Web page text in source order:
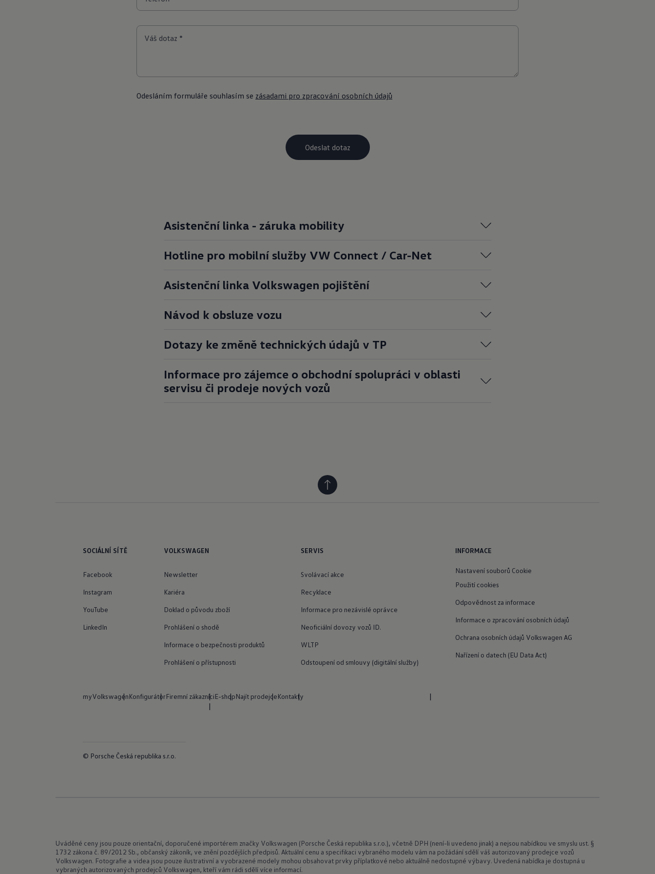
Asistenční linka - záruka mobility
Hotline pro mobilní služby VW Connect / Car-Net
Asistenční linka Volkswagen pojištění
Návod k obsluze vozu
Dotazy ke změně technických údajů v TP
Informace pro zájemce o obchodní spolupráci v oblasti
servisu či prodeje nových vozů
SOCIÁLNÍ SÍTĚ
Facebook
Instagram
YouTube
LinkedIn
VOLKSWAGEN
Newsletter
Kariéra
Doklad o původu zboží
Prohlášení o shodě
Informace o bezpečnosti produktů
Prohlášení o přístupnosti
SERVIS
Svolávací akce
Recyklace
Informace pro nezávislé oprávce
Neoficiální dovozy vozů ID.
WLTP
Odstoupení od smlouvy (digitální služby)
INFORMACE
Nastavení souborů Cookie
Použití cookies
Odpovědnost za informace
Informace o zpracování osobních údajů
Ochrana osobních údajů Volkswagen AG
Nařízení o datech (EU Data Act)
myVolkswagenKonfigurátorFiremní zákazníciE-shopNajít prodejceKontakty
© Porsche Česká republika s.r.o.
Uváděné ceny jsou pouze orientační, doporučené importérem značky Volkswagen (Porsche Česká republika s.r.o.), včetně DPH (není-li uvedeno jinak) a nejsou nabídkou ve smyslu ust. §
1732 zákona č. 89/2012 Sb., občanský zákoník, ve znění pozdějších předpisů. Aktuální cenu a specifikaci vybraného modelu vám na požádání sdělí váš autorizovaný prodejce vozů
Volkswagen. Fotografie a videa jsou pouze ilustrativní a vyobrazené modely mohou obsahovat prvky příplatkové nebo aktuálně nedostupné výbavy. Uvedená nabídka je dostupná u
vybraných autorizovaných prodejců Volkswagen, kteří vám rádi sdělí více informací.